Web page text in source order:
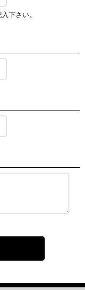
下さい。